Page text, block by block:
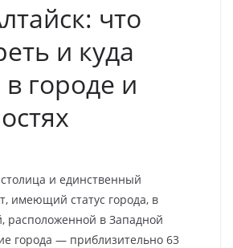
что
и куда
городе и
и единственный
имеющий статус города, в
расположенной в Западной
города — приблизительно 63